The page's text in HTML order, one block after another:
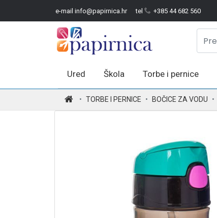
e-mail info@papirnica.hr tel +385 44 682 560
Ured Škola Torbe i pernice
TORBE I PERNICE BOČICE ZA VODU